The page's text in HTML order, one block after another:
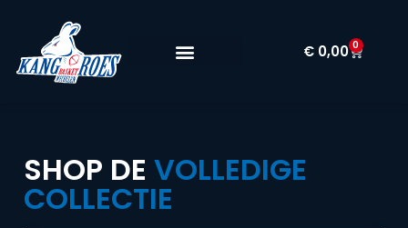
€0,00 0
SHOP DE VOLLEDIGE
COLLECTIE